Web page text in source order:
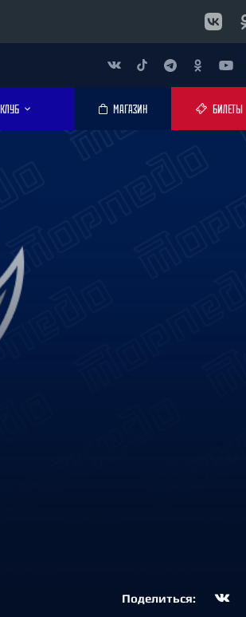
КЛУБ МАГАЗИН БИЛЕТЫ
Поделиться: